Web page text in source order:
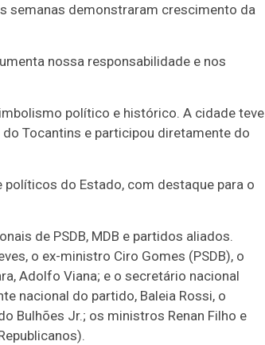
semanas demonstraram crescimento da
nossa responsabilidade e nos
político e histórico. A cidade teve
Tocantins e participou diretamente do
do Estado, com destaque para o
de PSDB, MDB e partidos aliados.
o ex-ministro Ciro Gomes (PSDB), o
Adolfo Viana; e o secretário nacional
nacional do partido, Baleia Rossi, o
Bulhões Jr.; os ministros Renan Filho e